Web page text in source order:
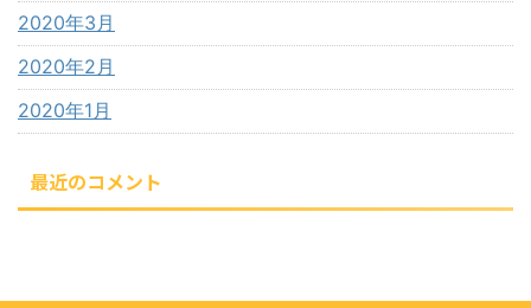
2020年3月
2020年2月
2020年1月
最近のコメント